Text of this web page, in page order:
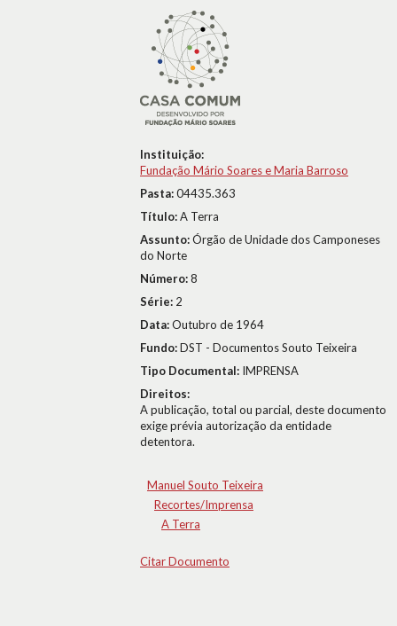
Instituição:
Fundação Mário Soares e Maria Barroso
Pasta:04435.363
Título:A Terra
Assunto:Órgão de Unidade dos Camponeses
do Norte
Número:8
Série: 2
Data:Outubro de 1964
Fundo:DST - Documentos Souto Teixeira
Tipo Documental: IMPRENSA
Direitos:
A publicação, total ou parcial, deste documento
exige prévia autorização da entidade
detentora.
Manuel Souto Teixeira
Recortes/Imprensa
A Terra
Citar Documento